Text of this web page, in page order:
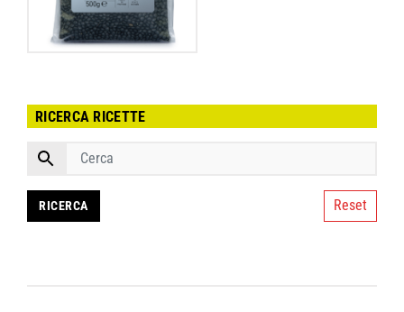
RICERCA RICETTE
Reset